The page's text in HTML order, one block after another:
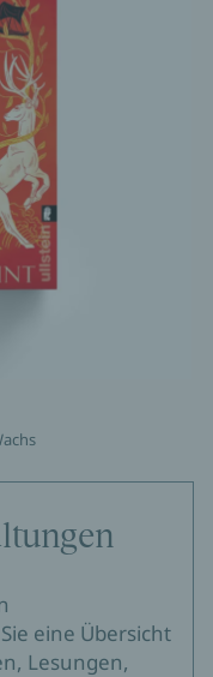
eine Übersicht
Lesungen,